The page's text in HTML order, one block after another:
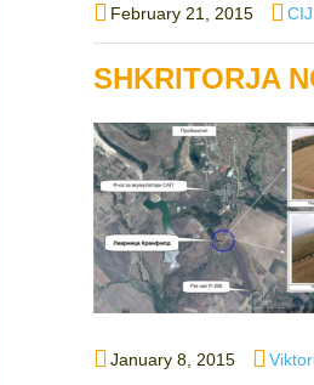
Posted
on
February 21, 2015
SHKRITORJA
Posted
January 8, 2015